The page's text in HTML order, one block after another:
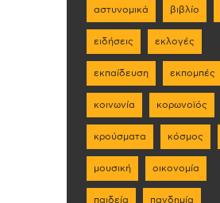
αστυνομικά βιβλίο
ειδήσεις εκλογές
εκπαίδευση εκπομπές
κοινωνία κορωνοϊός
κρούσματα κόσμος
μουσική οικονομία
παιδεία πανδημία